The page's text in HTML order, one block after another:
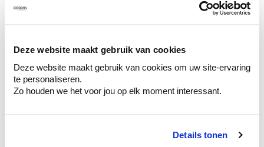
Deze website maakt gebruik van cookies
Deze website maakt gebruik van cookies om uw site-ervaring
te personaliseren.
Zo houden we het voor jou op elk moment interessant.
Details tonen
Découvrez des échantillons de votre
votre couleur.
Obtenez des conseils personnalisés sur la
combinaison de couleurs.